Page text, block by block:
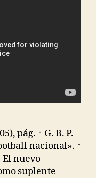
pág. ↑ G. B. P.
nacional». ↑
El nuevo
suplente